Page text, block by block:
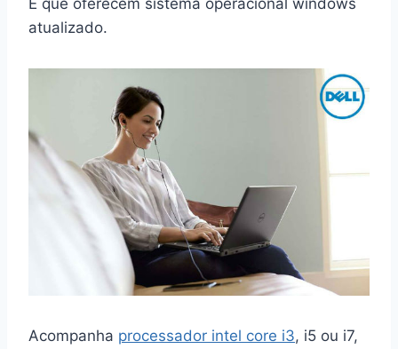
atualizado.
Acompanha processador intel core i3, i5 ou i7,